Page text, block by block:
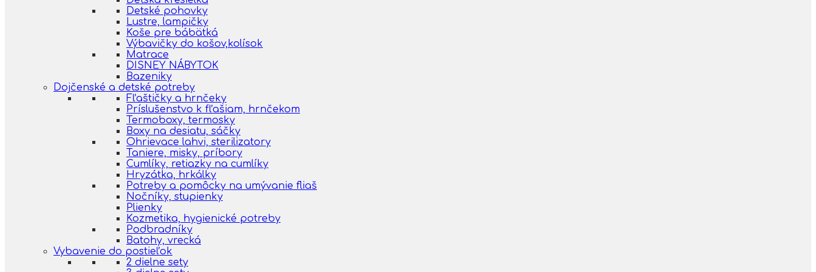
Detské pohovky
Lustre, lampičky
Koše pre bábätká
Výbavičky do košov,kolísok
Matrace
DISNEY NÁBYTOK
Bazeniky
Dojčenské a detské potreby
Fľaštičky a hrnčeky
Príslušenstvo k fľašiam, hrnčekom
Termoboxy, termosky
Boxy na desiatu, sáčky
Ohrievace lahvi, sterilizatory
Taniere, misky, príbory
Cumlíky, retiazky na cumlíky
Hryzátka, hrkálky
Potreby a pomôcky na umývanie fliaš
Nočníky, stupienky
Plienky
Kozmetika, hygienické potreby
Podbradníky
Batohy, vrecká
Vybavenie do postieľok
2 dielne sety